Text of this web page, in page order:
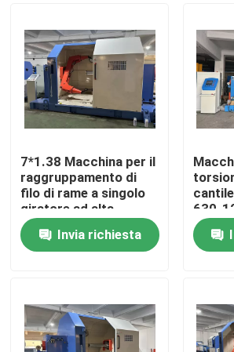
Su di noi
Visita alla fabbrica
Contattaci
Chiedi un preventivo
Macchine per estrusore di filo
7*1.38 Macchina per il
raggruppamento di
filo di rame a singolo
giratore ad alta
velocità
Invia richiesta
630-
screen